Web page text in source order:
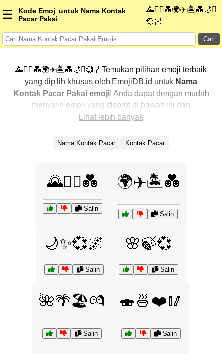
☰
Kode Emoji untuk Nama Kontak
Pacar Pakai
🌄🚴‍♀️💑🌍✈️🏝️💑🌙✨
💞🌌
Cari
🌄🚴‍♀️💑🌍✈️🏝️💑🌙✨💞🌌Temukan pilihan emoji terbaik
yang dipilih khusus oleh EmojiDB.id untuk Nama
Kontak Pacar Pakai emoji! Anda dapat dengan mudah
menyalin emoji yang disorot di bawah ini dan
menggunakannya di percakapan Anda untuk
mengurutkan emoji-emoji terkait dengan menampilkan
baru dalam mengekspresikanNama Kontak Pacar
Pakai dengan emoji .
Lihat lebih banyak
Nama Kontak Pacar Kontak Pacar
🌄🚴‍♀️💑
Salin
🌍✈️🏝️💑
Salin
🌙✨💞🌌
Salin
🌸🍃💞
Salin
🌺🌴🏖️💏
Salin
🍣🍜❤️🥢
Salin